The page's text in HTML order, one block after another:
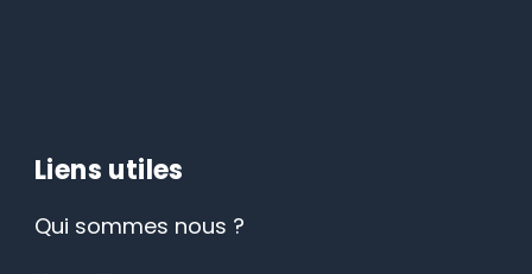
Liens utiles
Qui sommes nous ?